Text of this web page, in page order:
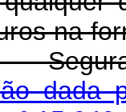
na
dada